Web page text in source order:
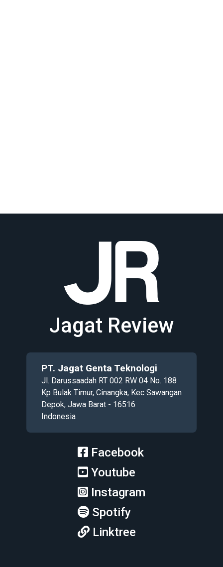
Jagat Review
PT. Jagat Genta Teknologi
Jl. Darussaadah RT 002 RW 04 No. 188
Kp Bulak Timur, Cinangka, Kec Sawangan
Depok, Jawa Barat - 16516
Indonesia
Facebook
Youtube
Instagram
Spotify
Linktree